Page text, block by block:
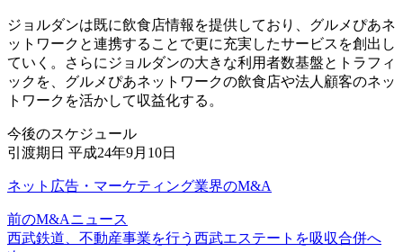
ジョルダンは既に飲食店情報を提供しており、グルメぴあネ
ットワークと連携することで更に充実したサービスを創出し
ていく。さらにジョルダンの大きな利用者数基盤とトラフィ
ックを、グルメぴあネットワークの飲食店や法人顧客のネッ
トワークを活かして収益化する。
今後のスケジュール
引渡期日 平成24年9月10日
ネット広告・マーケティング業界のM&A
前のM&Aニュース
西武鉄道、不動産事業を行う西武エステートを吸収合併へ